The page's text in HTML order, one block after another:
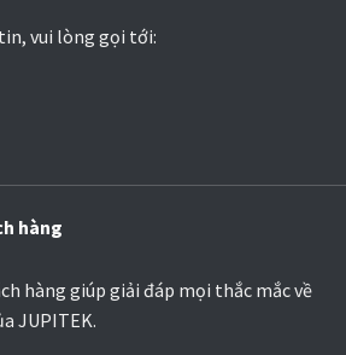
vui lòng gọi tới:
hàng
hàng giúp giải đáp mọi thắc mắc về
JUPITEK.